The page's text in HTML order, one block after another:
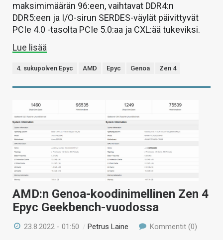
maksimimäärän 96:een, vaihtavat DDR4:n
DDR5:een ja I/O-sirun SERDES-väylät päivittyvät
PCIe 4.0 -tasolta PCIe 5.0:aa ja CXL:ää tukeviksi.
Lue lisää
4. sukupolven Epyc AMD Epyc Genoa Zen 4
AMD:n Genoa-koodinimellinen Zen 4
Epyc Geekbench-vuodossa
23.8.2022 - 01:50 /Petrus Laine Kommentit (0)